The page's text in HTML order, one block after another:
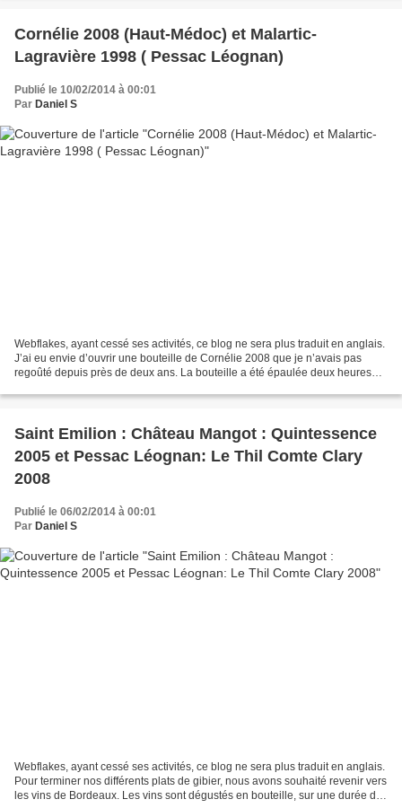
Cornélie 2008 (Haut-Médoc) et Malartic-
Lagravière 1998 ( Pessac Léognan)
Publié le 10/02/2014 à 00:01
Par Daniel S
Webflakes, ayant cessé ses activités, ce blog ne sera plus traduit en anglais.
J’ai eu envie d’ouvrir une bouteille de Cornélie 2008 que je n’avais pas
regoûté depuis près de deux ans. La bouteille a été épaulée deux heures
Saint Emilion : Château Mangot : Quintessence
2005 et Pessac Léognan: Le Thil Comte Clary
2008
Publié le 06/02/2014 à 00:01
Par Daniel S
Webflakes, ayant cessé ses activités, ce blog ne sera plus traduit en anglais.
Pour terminer nos différents plats de gibier, nous avons souhaité revenir vers
les vins de Bordeaux. Les vins sont dégustés en bouteille, sur une durée de